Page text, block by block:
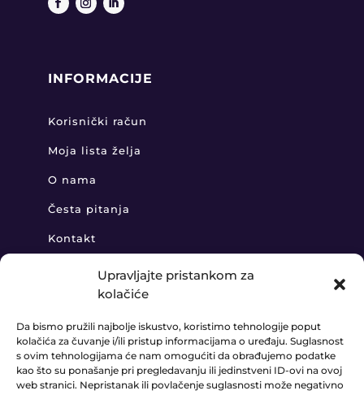
Upravljajte pristankom za
kolačiće
Da bismo pružili najbolje iskustvo, koristimo tehnologije poput
kolačića za čuvanje i/ili pristup informacijama o uređaju. Suglasnost
s ovim tehnologijama će nam omogućiti da obrađujemo podatke
kao što su ponašanje pri pregledavanju ili jedinstveni ID-ovi na ovoj
web stranici. Nepristanak ili povlačenje suglasnosti može negativno
INFORMACIJE
Korisnički račun
Moja lista želja
O nama
Česta pitanja
Kontakt
 +385 91 888 6406
 prodaja@ledaudio.hr